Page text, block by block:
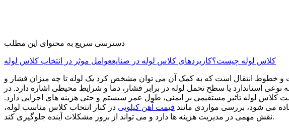
دسترسی سریع به محتوای این مطلب
کلاس لوله چیست؟کاربردهای کلاس لوله در صنایععوامل موثر در انتخاب کلاس لوله
و خطوط انتقال است که به کمک آن می توان مشخص کرد یک لوله تا چه میزان فشار و
استاندارد یا سطح تحمل لوله در برابر فشار، دما و شرایط محیطی اشاره دارد. در
کلاس لوله تاثیر مستقیمی بر ایمنی، طول عمر سیستم و حتی هزینه های اجرایی دارد.
می شود، بررسی مواردی مانند قیمت آهن کیلویی در کنار انتخاب کلاس مناسب لوله،
نقش مهمی در مدیریت هزینه ها دارد و می تواند از بروز مشکلات آینده جلوگیری کند.